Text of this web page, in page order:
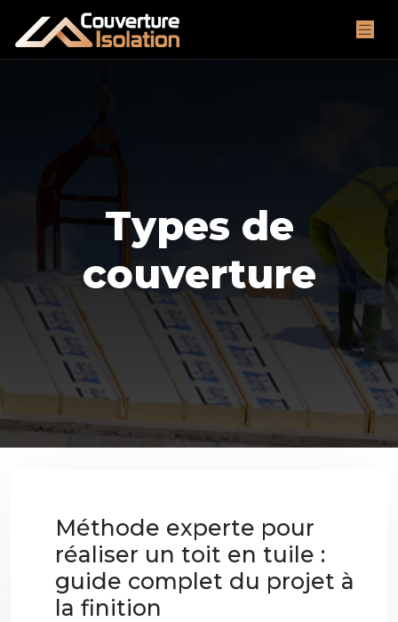
Types de
couverture
Méthode experte pour
réaliser un toit en tuile :
guide complet du projet à
la finition